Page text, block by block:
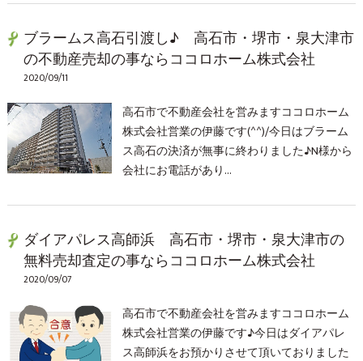
ブラームス高石引渡し♪ 高石市・堺市・泉大津市
の不動産売却の事ならココロホーム株式会社
2020/09/11
高石市で不動産会社を営みますココロホーム
株式会社営業の伊藤です(^^)/今日はブラーム
ス高石の決済が無事に終わりました♪N様から
会社にお電話があり…
ダイアパレス高師浜 高石市・堺市・泉大津市の
無料売却査定の事ならココロホーム株式会社
2020/09/07
高石市で不動産会社を営みますココロホーム
株式会社営業の伊藤です♪今日はダイアパレ
ス高師浜をお預かりさせて頂いておりました